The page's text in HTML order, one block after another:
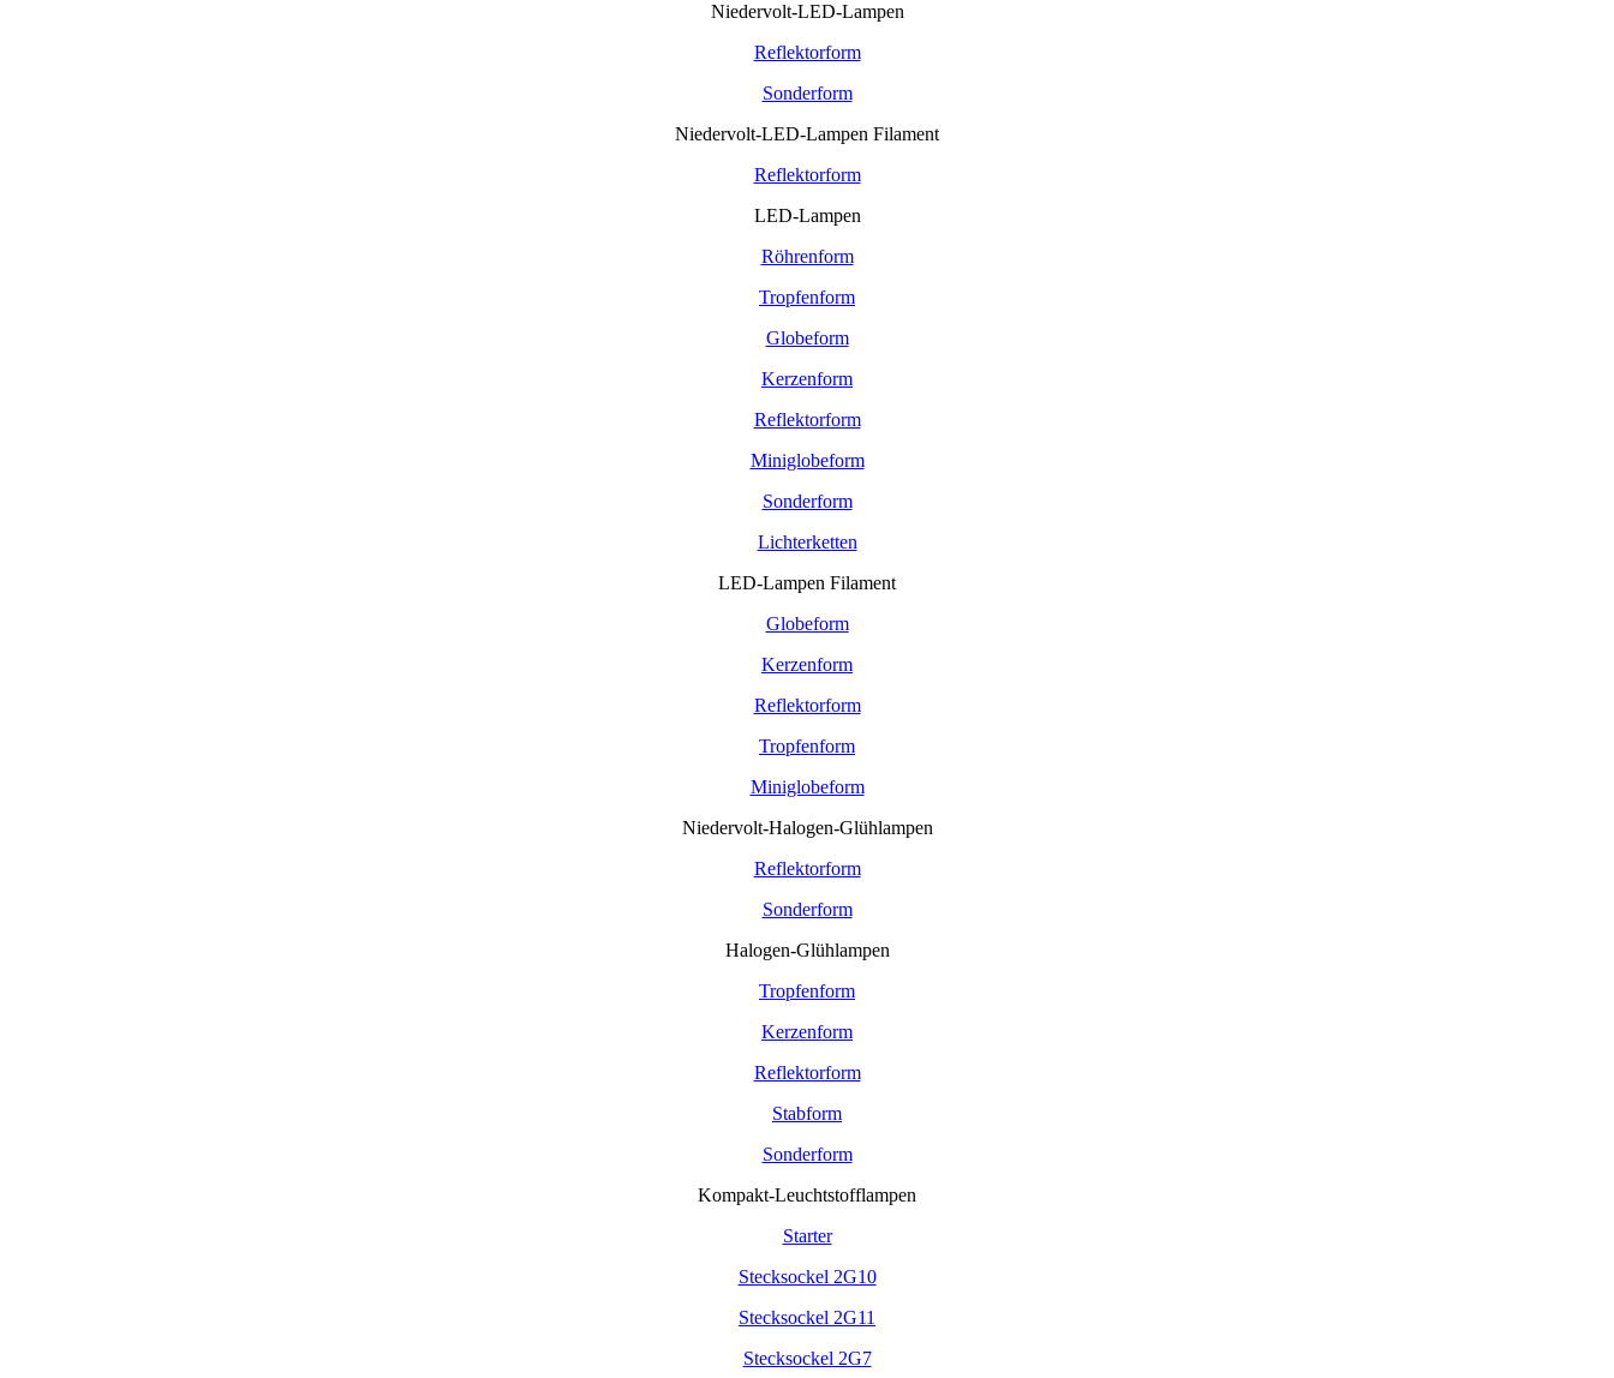
Niedervolt-LED-Lampen
Reflektorform
Sonderform
Niedervolt-LED-Lampen Filament
Reflektorform
LED-Lampen
Röhrenform
Tropfenform
Globeform
Kerzenform
Reflektorform
Miniglobeform
Sonderform
Lichterketten
LED-Lampen Filament
Globeform
Kerzenform
Reflektorform
Tropfenform
Miniglobeform
Niedervolt-Halogen-Glühlampen
Reflektorform
Sonderform
Halogen-Glühlampen
Tropfenform
Kerzenform
Reflektorform
Stabform
Sonderform
Kompakt-Leuchtstofflampen
Starter
Stecksockel 2G10
Stecksockel 2G11
Stecksockel 2G7